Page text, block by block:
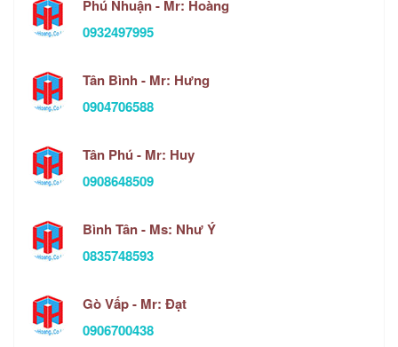
Phú Nhuận - Mr: Hoàng
0932497995
Tân Bình - Mr: Hưng
0904706588
Tân Phú - Mr: Huy
0908648509
Bình Tân - Ms: Như Ý
0835748593
Gò Vấp - Mr: Đạt
0906700438